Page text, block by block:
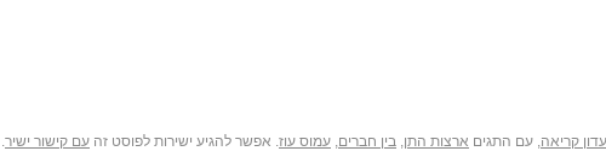
קריאה, עם התגים ארצות התן, בין חברים, עמוס עוז. אפשר להגיע ישירות לפוסט זה עם קישור ישיר.